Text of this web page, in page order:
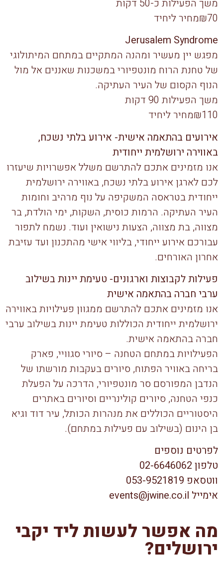
משך הפעילות כ-50 דקות
₪70מחיר ליחיד
Jerusalem Syndrome
מפגש יין מעשיר ומהנה המתקיים במתחם המיתולוגי
של טחנת הרוח מונטפיורי במשכנות שאננים אל מול
הנוף הקסום של העיר העתיקה.
משך הפעילות 90 דקות
₪110מחיר ליחיד
אירועים בהתאמה אישית- אירוע בלתי נשכח,
באווירה ירושלמית ייחודית
אנו מזמינים אתכם להתרשם משלל אפשרויות שיעזרו
לכם לארגן אירוע בלתי נשכח, באווירה ירושלמית
ייחודית בטראסה המשקיפה על נוף מרהיב וחומות
העיר העתיקה. הרמות כוסית, השקות, ימי הולדת, בר
מצווה, בת מצווה, הצעות נישואין ועוד. נשמח לתפור
עבורכם אירוע ייחודי, בליווי אישי מהתכנון ועד עזיבת
אחרון האורחים.
פעילות לקבוצות וארגונים- טעימת יינות בשילוב
ערבי חברה בהתאמה אישית
אנו מזמינים אתכם להתרשם ממגוון פעילויות באווירה
ירושלמית ייחודית הכוללות טעימת יינות בשילוב ערבי
חברה בהתאמה אישית.
הפעילויות במתחם הטחנה – סיורי סגוויי, פארק
בריחה באוויר הפתוח, סיורים בעקבות מורשתו של
הנדבן המפורסם סר מונטפיורי, הדרכה על הפעלת
כנפי הטחנה, סיורים קולינריים וסיורים באתרים
היסטוריים הכוללים את מנהרות הכותל, עיר דוד וגיא
בן הינום (בשילוב עם פעילות במתחם).
לפרטים נוספים
טלפון 02-6646062
ווטסאפ 053-9521819
אימייל events@jwine.co.il
מה אפשר לעשות ליד יקבי
ירושלים?